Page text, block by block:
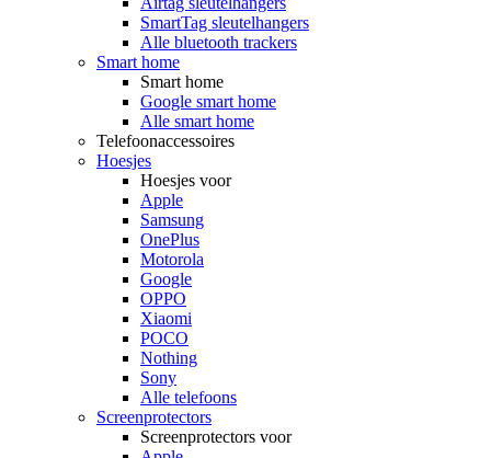
SmartTag sleutelhangers
Alle bluetooth trackers
Smart home
Smart home
Google smart home
Alle smart home
Telefoonaccessoires
Hoesjes
Hoesjes voor
Apple
Samsung
OnePlus
Motorola
Google
OPPO
Xiaomi
POCO
Nothing
Sony
Alle telefoons
Screenprotectors
Screenprotectors voor